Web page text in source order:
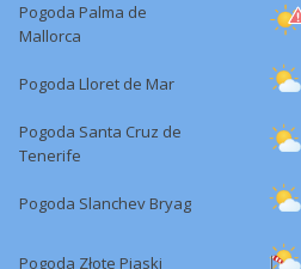
Pogoda Palma de
Mallorca
Pogoda Lloret de Mar
Pogoda Santa Cruz de
Tenerife
Pogoda Slanchev Bryag
Pogoda Złote Piaski